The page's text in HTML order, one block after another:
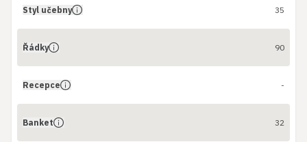
Styl učebny 35
Řádky 90
Recepce -
Banket 32